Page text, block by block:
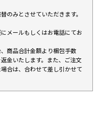
のみとさせていただきます。
メールもしくはお電話にてお
商品合計金額より梱包手数
金いたします。また、ご注文
合は、合わせて差し引かせて